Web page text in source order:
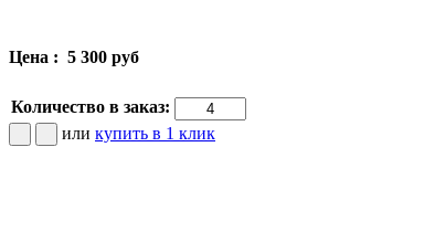
Цена : 5 300 руб
Количество в заказ:
или купить в 1 клик